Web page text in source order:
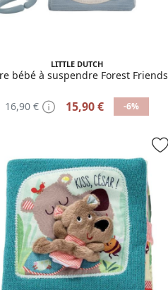
LITTLE DUTCH
bébé à suspendre Forest Friends
16,90 € 15,90 € -6%